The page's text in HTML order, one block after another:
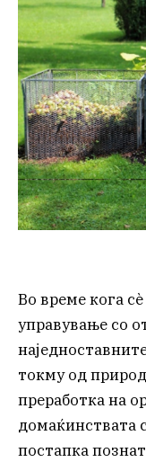
Во време кога
управување со
токму од
преработка на
домаќинствата
постапка